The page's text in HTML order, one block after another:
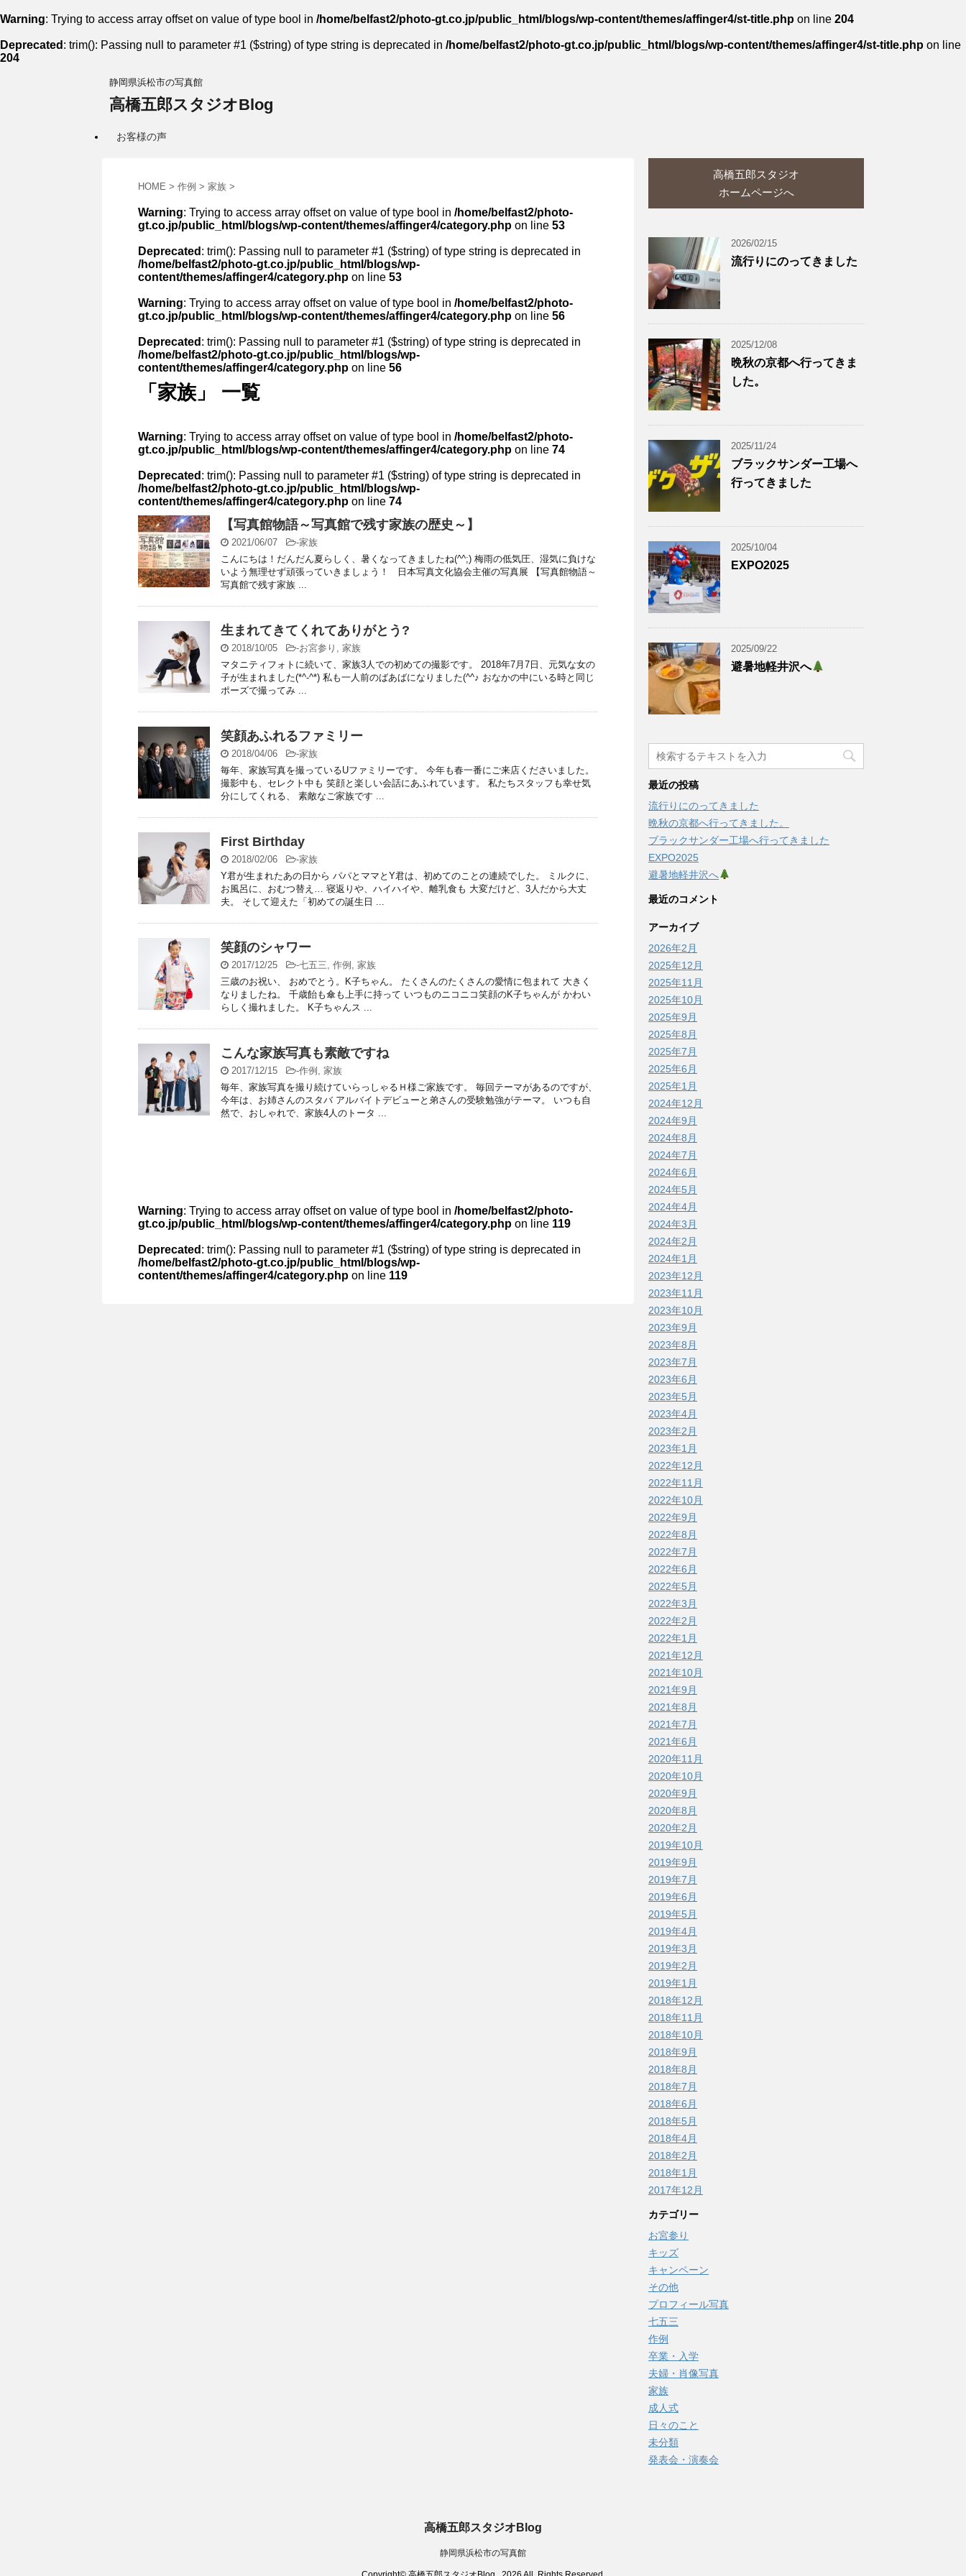
Warning: Trying to access array offset on value of type bool in /home/belfast2/photo-gt.co.jp/public_html/blogs/wp-content/themes/affinger4/st-title.php on line 204
Deprecated : trim(): Passing null to parameter #1 ($string) of type string is deprecated in /home/belfast2/photo-gt.co.jp/public_html/blogs/wp-content/themes/affinger4/st-title.php on line
204
静岡県浜松市の写真館
高橋五郎スタジオBlog
お客様の声
HOME > 作例 > 家族 >
Warning: Trying to access array offset on value of type bool in /home/belfast2/photo-
gt.co.jp/public_html/blogs/wp-content/themes/affinger4/category.php on line 53
Deprecated : trim(): Passing null to parameter #1 ($string) of type string is deprecated in
/home/belfast2/photo-gt.co.jp/public_html/blogs/wp-
content/themes/affinger4/category.php on line 53
Warning: Trying to access array offset on value of type bool in /home/belfast2/photo-
gt.co.jp/public_html/blogs/wp-content/themes/affinger4/category.php on line 56
Deprecated : trim(): Passing null to parameter #1 ($string) of type string is deprecated in
/home/belfast2/photo-gt.co.jp/public_html/blogs/wp-
content/themes/affinger4/category.php on line 56
「家族」 一覧
Warning: Trying to access array offset on value of type bool in /home/belfast2/photo-
gt.co.jp/public_html/blogs/wp-content/themes/affinger4/category.php on line 74
Deprecated : trim(): Passing null to parameter #1 ($string) of type string is deprecated in
/home/belfast2/photo-gt.co.jp/public_html/blogs/wp-
content/themes/affinger4/category.php on line 74
【写真館物語～写真館で残す家族の歴史～】
2021/06/07 -家族
こんにちは！だんだん夏らしく、暑くなってきましたね(^^;) 梅雨の低気圧、湿気に負けな
いよう無理せず頑張っていきましょう！ 日本写真文化協会主催の写真展 【写真館物語～
写真館で残す家族 ...
生まれてきてくれてありがとう?
2018/10/05 -お宮参り , 家族
マタニティフォトに続いて、家族3人での初めての撮影です。 2018年7月7日、元気な女の
子が生まれました(*^-^*) 私も一人前のばあばになりました(^^♪ おなかの中にいる時と同じ
ポーズで撮ってみ ...
笑顔あふれるファミリー
2018/04/06 -家族
毎年、家族写真を撮っているUファミリーです。 今年も春一番にご来店くださいました。
撮影中も、セレクト中も 笑顔と楽しい会話にあふれています。 私たちスタッフも幸せ気
分にしてくれる、 素敵なご家族です ...
First Birthday
2018/02/06 -家族
Y君が生まれたあの日から パパとママとY君は、初めてのことの連続でした。 ミルクに、
お風呂に、おむつ替え… 寝返りや、ハイハイや、離乳食も 大変だけど、3人だから大丈
夫。 そして迎えた「初めての誕生日 ...
笑顔のシャワー
2017/12/25 -七五三, 作例 , 家族
三歳のお祝い、 おめでとう。K子ちゃん。 たくさんのたくさんの愛情に包まれて 大きく
なりましたね。 千歳飴も傘も上手に持って いつものニコニコ笑顔のK子ちゃんが かわい
らしく撮れました。 K子ちゃんス ...
こんな家族写真も素敵ですね
2017/12/15 -作例 , 家族
毎年、家族写真を撮り続けていらっしゃるＨ様ご家族です。 毎回テーマがあるのですが、
今年は、お姉さんのスタバ アルバイトデビューと弟さんの受験勉強がテーマ。 いつも自
然で、おしゃれで、家族4人のトータ ...
Warning: Trying to access array offset on value of type bool in /home/belfast2/photo-
gt.co.jp/public_html/blogs/wp-content/themes/affinger4/category.php on line 119
Deprecated : trim(): Passing null to parameter #1 ($string) of type string is deprecated in
/home/belfast2/photo-gt.co.jp/public_html/blogs/wp-
content/themes/affinger4/category.php on line 119
高橋五郎スタジオ
ホームページへ
2026/02/15
流行りにのってきました
2025/12/08
晩秋の京都へ行ってきま
した。
2025/11/24
ブラックサンダー工場へ
行ってきました
2025/10/04
EXPO2025
2025/09/22
避暑地軽井沢へ
最近の投稿
流行りにのってきました
晩秋の京都へ行ってきました。
ブラックサンダー工場へ行ってきました
EXPO2025
避暑地軽井沢へ
最近のコメント
アーカイブ
2026年2月
2025年12月
2025年11月
2025年10月
2025年9月
2025年8月
2025年7月
2025年6月
2025年1月
2024年12月
2024年9月
2024年8月
2024年7月
2024年6月
2024年5月
2024年4月
2024年3月
2024年2月
2024年1月
2023年12月
2023年11月
2023年10月
2023年9月
2023年8月
2023年7月
2023年6月
2023年5月
2023年4月
2023年2月
2023年1月
2022年12月
2022年11月
2022年10月
2022年9月
2022年8月
2022年7月
2022年6月
2022年5月
2022年3月
2022年2月
2022年1月
2021年12月
2021年10月
2021年9月
2021年8月
2021年7月
2021年6月
2020年11月
2020年10月
2020年9月
2020年8月
2020年2月
2019年10月
2019年9月
2019年7月
2019年6月
2019年5月
2019年4月
2019年3月
2019年2月
2019年1月
2018年12月
2018年11月
2018年10月
2018年9月
2018年8月
2018年7月
2018年6月
2018年5月
2018年4月
2018年2月
2018年1月
2017年12月
カテゴリー
お宮参り
キッズ
キャンペーン
その他
プロフィール写真
七五三
作例
卒業・入学
夫婦・肖像写真
家族
成人式
日々のこと
未分類
発表会・演奏会
高橋五郎スタジオBlog
静岡県浜松市の写真館